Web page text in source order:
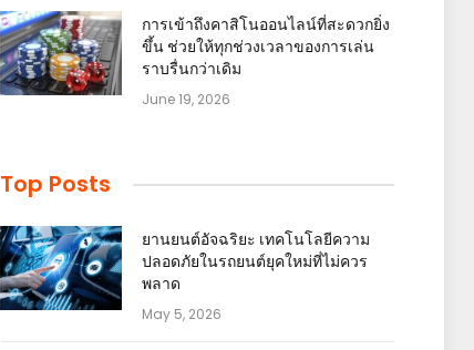
การเข้าถึงคาสิโนออนไลน์ที่สะดวกยิ่ง
ขึ้น ช่วยให้ทุกช่วงเวลาของการเล่น
ราบรื่นกว่าเดิม
June 19, 2026
Top Posts
ยานยนต์อัจฉริยะ เทคโนโลยีความ
ปลอดภัยในรถยนต์ยุคใหม่ที่ไม่ควร
พลาด
May 5, 2026